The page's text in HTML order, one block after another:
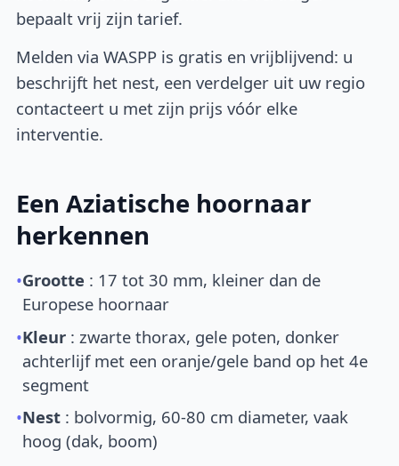
bepaalt vrij zijn tarief.
Melden via WASPP is gratis en vrijblijvend: u
beschrijft het nest, een verdelger uit uw regio
contacteert u met zijn prijs vóór elke
interventie.
Een Aziatische hoornaar
herkennen
•Grootte : 17 tot 30 mm, kleiner dan de
Europese hoornaar
•Kleur : zwarte thorax, gele poten, donker
achterlijf met een oranje/gele band op het 4e
segment
•Nest : bolvormig, 60-80 cm diameter, vaak
hoog (dak, boom)